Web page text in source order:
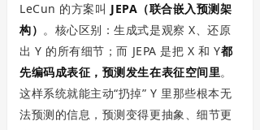
LeCun 的方案叫 JEPA（联合嵌入预测架
构） 。核心区别：生成式是观察 X、还原
出 Y 的所有细节；而 JEPA 是把 X 和 Y都
先编码成表征，预测发生在表征空间里。
这样系统就能主动“扔掉” Y 里那些根本无
法预测的信息，预测变得更抽象、细节更